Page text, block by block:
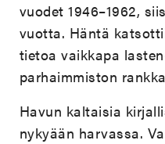
vuodet 1946–1962,
vuotta. Häntä
tietoa vaikkapa
parhaimmiston
Havun kaltaisia
nykyään harvassa.